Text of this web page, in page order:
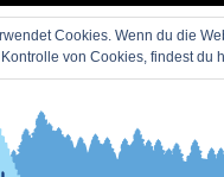
Cookies. Wenn du die
von Cookies, findest du